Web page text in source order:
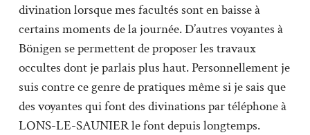
divination lorsque mes facultés sont en baisse à
certains moments de la journée. D’autres voyantes à
Bönigen se permettent de proposer les travaux
occultes dont je parlais plus haut. Personnellement je
suis contre ce genre de pratiques même si je sais que
des voyantes qui font des divinations par téléphone à
LONS-LE-SAUNIER le font depuis longtemps.